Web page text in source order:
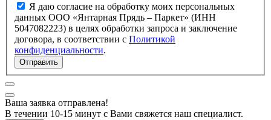
Я даю согласие на обработку моих персональных
данных ООО «Янтарная Прядь – Паркет» (ИНН
5047082223) в целях обработки запроса и заключение
договора, в соответствии с Политикой
конфиденциальности.
Отправить
Ваша заявка отправлена!
В течении 10-15 минут с Вами свяжется наш специалист.